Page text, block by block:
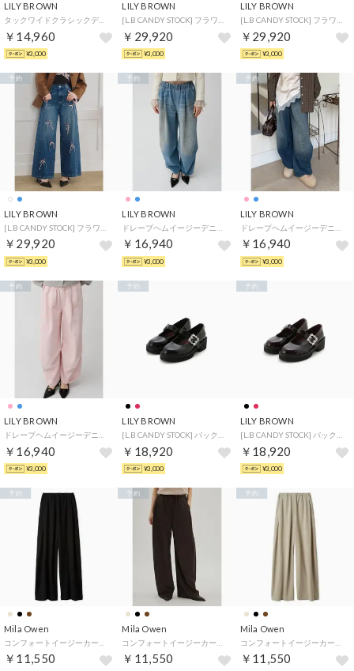
LILY BROWN
￥14,960
¥3,000
LILY BROWN
￥29,920
¥3,000
LILY BROWN
￥29,920
¥3,000
LILY BROWN
￥29,920
予約
¥3,000
LILY BROWN
￥16,940
予約
¥3,000
LILY BROWN
￥16,940
予約
¥3,000
LILY BROWN
ドレープヘムイージーデニムパンツ （PNK）
￥16,940
予約
¥3,000
LILY BROWN
[L.B CANDY STOCK] バックルメリージェーン （BLK）
￥18,920
予約
¥3,000
LILY BROWN
[L.B CANDY STOCK] バックルメリージェーン （BRD）
￥18,920
予約
¥3,000
Mila Owen
￥11,550
予約
Mila Owen
￥11,550
予約
Mila Owen
￥11,550
予約